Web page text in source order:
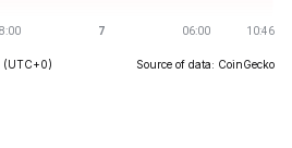
(UTC+0) Source of data: CoinGecko